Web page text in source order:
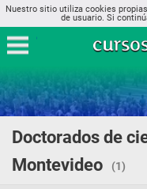
Nuestro sitio utiliza cookies
de usuario. Si
Doctorados de
Montevideo
(1)